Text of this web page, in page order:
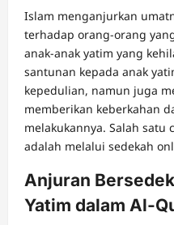
Islam menganjurkan
terhadap orang-orang
anak-anak yatim yang
santunan kepada anak
kepedulian, namun juga
memberikan keberkahan
melakukannya. Salah satu
adalah melalui sedekah
Anjuran
Yatim dalam Al-